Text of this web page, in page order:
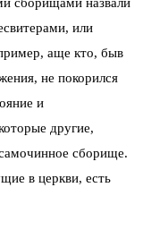
или
аще кто, быв
не покорился
и
другие,
сборище.
в церкви, есть